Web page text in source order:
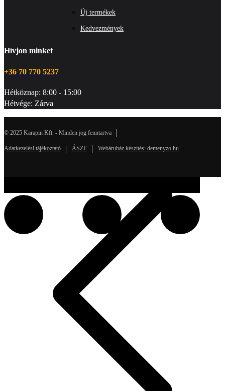
Új termékek
Kedvezmények
Hívjon minket
+36 70 770 5237
Hétköznap: 8:00 - 15:00
Hétvége: Zárva
© 2025 Karapin Kft. - Minden jog fenntartva
Adatkezelési tájékoztató ÁSZF Webáruház készítés: demenyzo.hu